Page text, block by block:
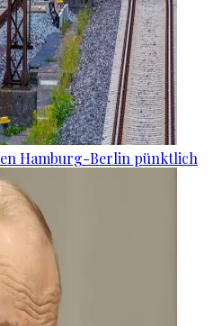
Hamburg-Berlin pünktlich